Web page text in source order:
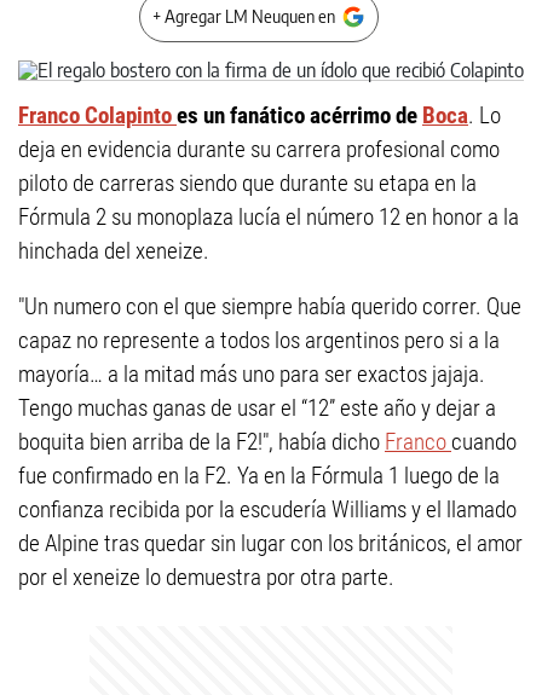
+ Agregar LM Neuquen en
Franco Colapintoes un fanático acérrimo de Boca. Lo
deja en evidencia durante su carrera profesional como
piloto de carreras siendo que durante su etapa en la
Fórmula 2 su monoplaza lucía el número 12 en honor a la
hinchada del xeneize.
"Un numero con el que siempre había querido correr. Que
capaz no represente a todos los argentinos pero si a la
mayoría… a la mitad más uno para ser exactos jajaja.
Tengo muchas ganas de usar el “12” este año y dejar a
boquita bien arriba de la F2!", había dicho Franco cuando
fue confirmado en la F2. Ya en la Fórmula 1 luego de la
confianza recibida por la escudería Williams y el llamado
de Alpine tras quedar sin lugar con los británicos, el amor
por el xeneize lo demuestra por otra parte.